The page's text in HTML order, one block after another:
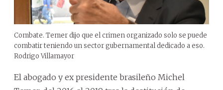
Combate. Temer dijo que el crimen organizado solo se puede
combatir teniendo un sector gubernamental dedicado a eso.
Rodrigo Villamayor
El abogado y ex presidente brasileño Michel